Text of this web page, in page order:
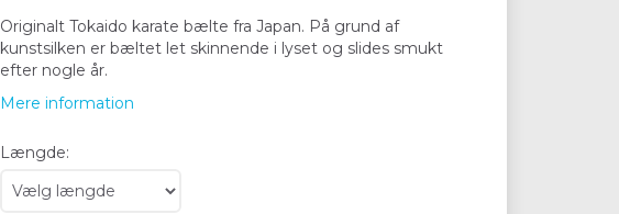
Originalt Tokaido karate bælte fra Japan. På grund af
kunstsilken er bæltet let skinnende i lyset og slides smukt
efter nogle år.
Mere information
Længde: